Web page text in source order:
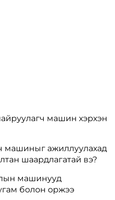
машин хэрхэн
машиныг ажиллуулахад
шаардлагатай вэ?
машинууд
болон оржээ